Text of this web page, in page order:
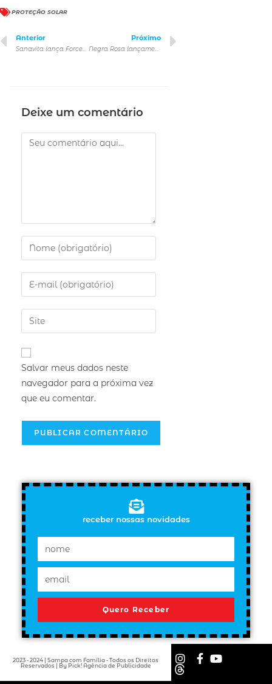
PROTEÇÃO SOLAR
Anterior Próximo
Negra Rosa lançamento Protetor Solar Facial FPS 50 Translúcido
Deixe um comentário
Salvar meus dados neste
navegador para a próxima vez
que eu comentar.
receber nossas novidades
Quero Receber
2023 - 2024 | Sampa com Família - Todos os Direitos
Reservados | By Pick! Agência de Publicidade